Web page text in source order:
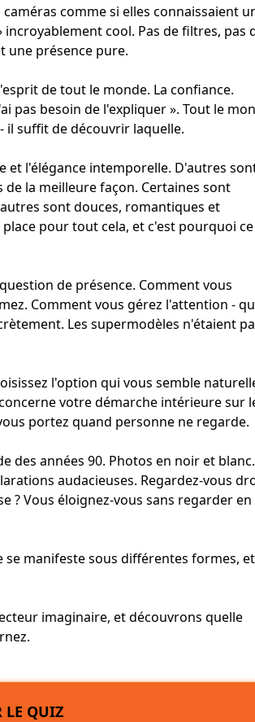
comme si elles connaissaient
cool. Pas de filtres, pas
une présence pure.
de tout le monde. La confiance.
pas besoin de l'expliquer ». Tout le
il suffit de découvrir laquelle.
et l'élégance intemporelle. D'autres
la meilleure façon. Certaines sont
sont douces, romantiques et
place pour tout cela, et c'est pourquoi ce
de présence. Comment vous
Comment vous gérez l'attention -
Les supermodèles n'étaient
l'option qui vous semble
votre démarche intérieure sur
portez quand personne ne regarde.
des années 90. Photos en noir et blanc.
audacieuses. Regardez-vous
? Vous éloignez-vous sans regarder en
se manifeste sous différentes formes,
imaginaire, et découvrons quelle
LE QUIZ